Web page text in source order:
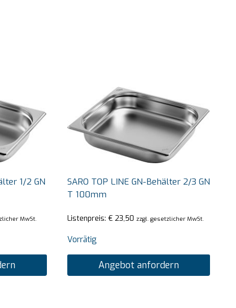
1/2 GN
MwSt.
SARO TOP LINE GN-Behälter 2/3 GN
T 100mm
Listenpreis: €23,50 zzgl. gesetzlicher MwSt.
Vorrätig
Angebot anfordern